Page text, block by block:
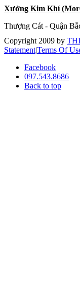
Xưởng Kim Khí
Thượng Cát - Quận
Copyright 2009 by
Statement|Terms Of
Facebook
097.543.8686
Back to top